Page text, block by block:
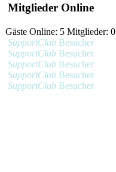
Mitglieder Online
Gäste Online: 5 Mitglieder: 0
SupportClub Besucher
SupportClub Besucher
SupportClub Besucher
SupportClub Besucher
SupportClub Besucher